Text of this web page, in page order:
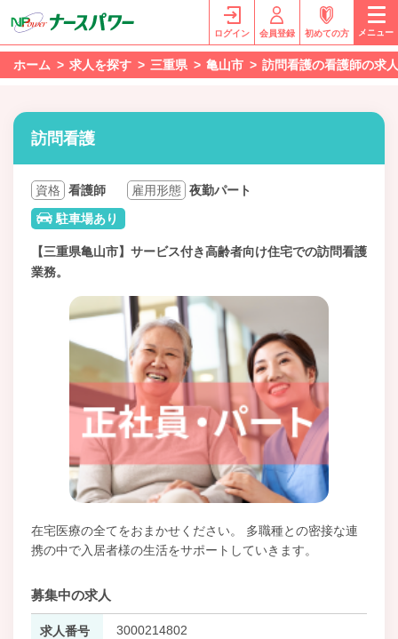
ログイン 会員登録 初めての方 メニュー
ホーム 求人を探す 三重県 亀山市 訪問看護の看護師の求人
訪問看護
資格 看護師 雇用形態 夜勤パート
駐車場あり
【三重県亀山市】サービス付き高齢者向け住宅での訪問看護
業務。
在宅医療の全てをおまかせください。 多職種との密接な連
携の中で入居者様の生活をサポートしていきます。
募集中の求人
求人番号 3000214802